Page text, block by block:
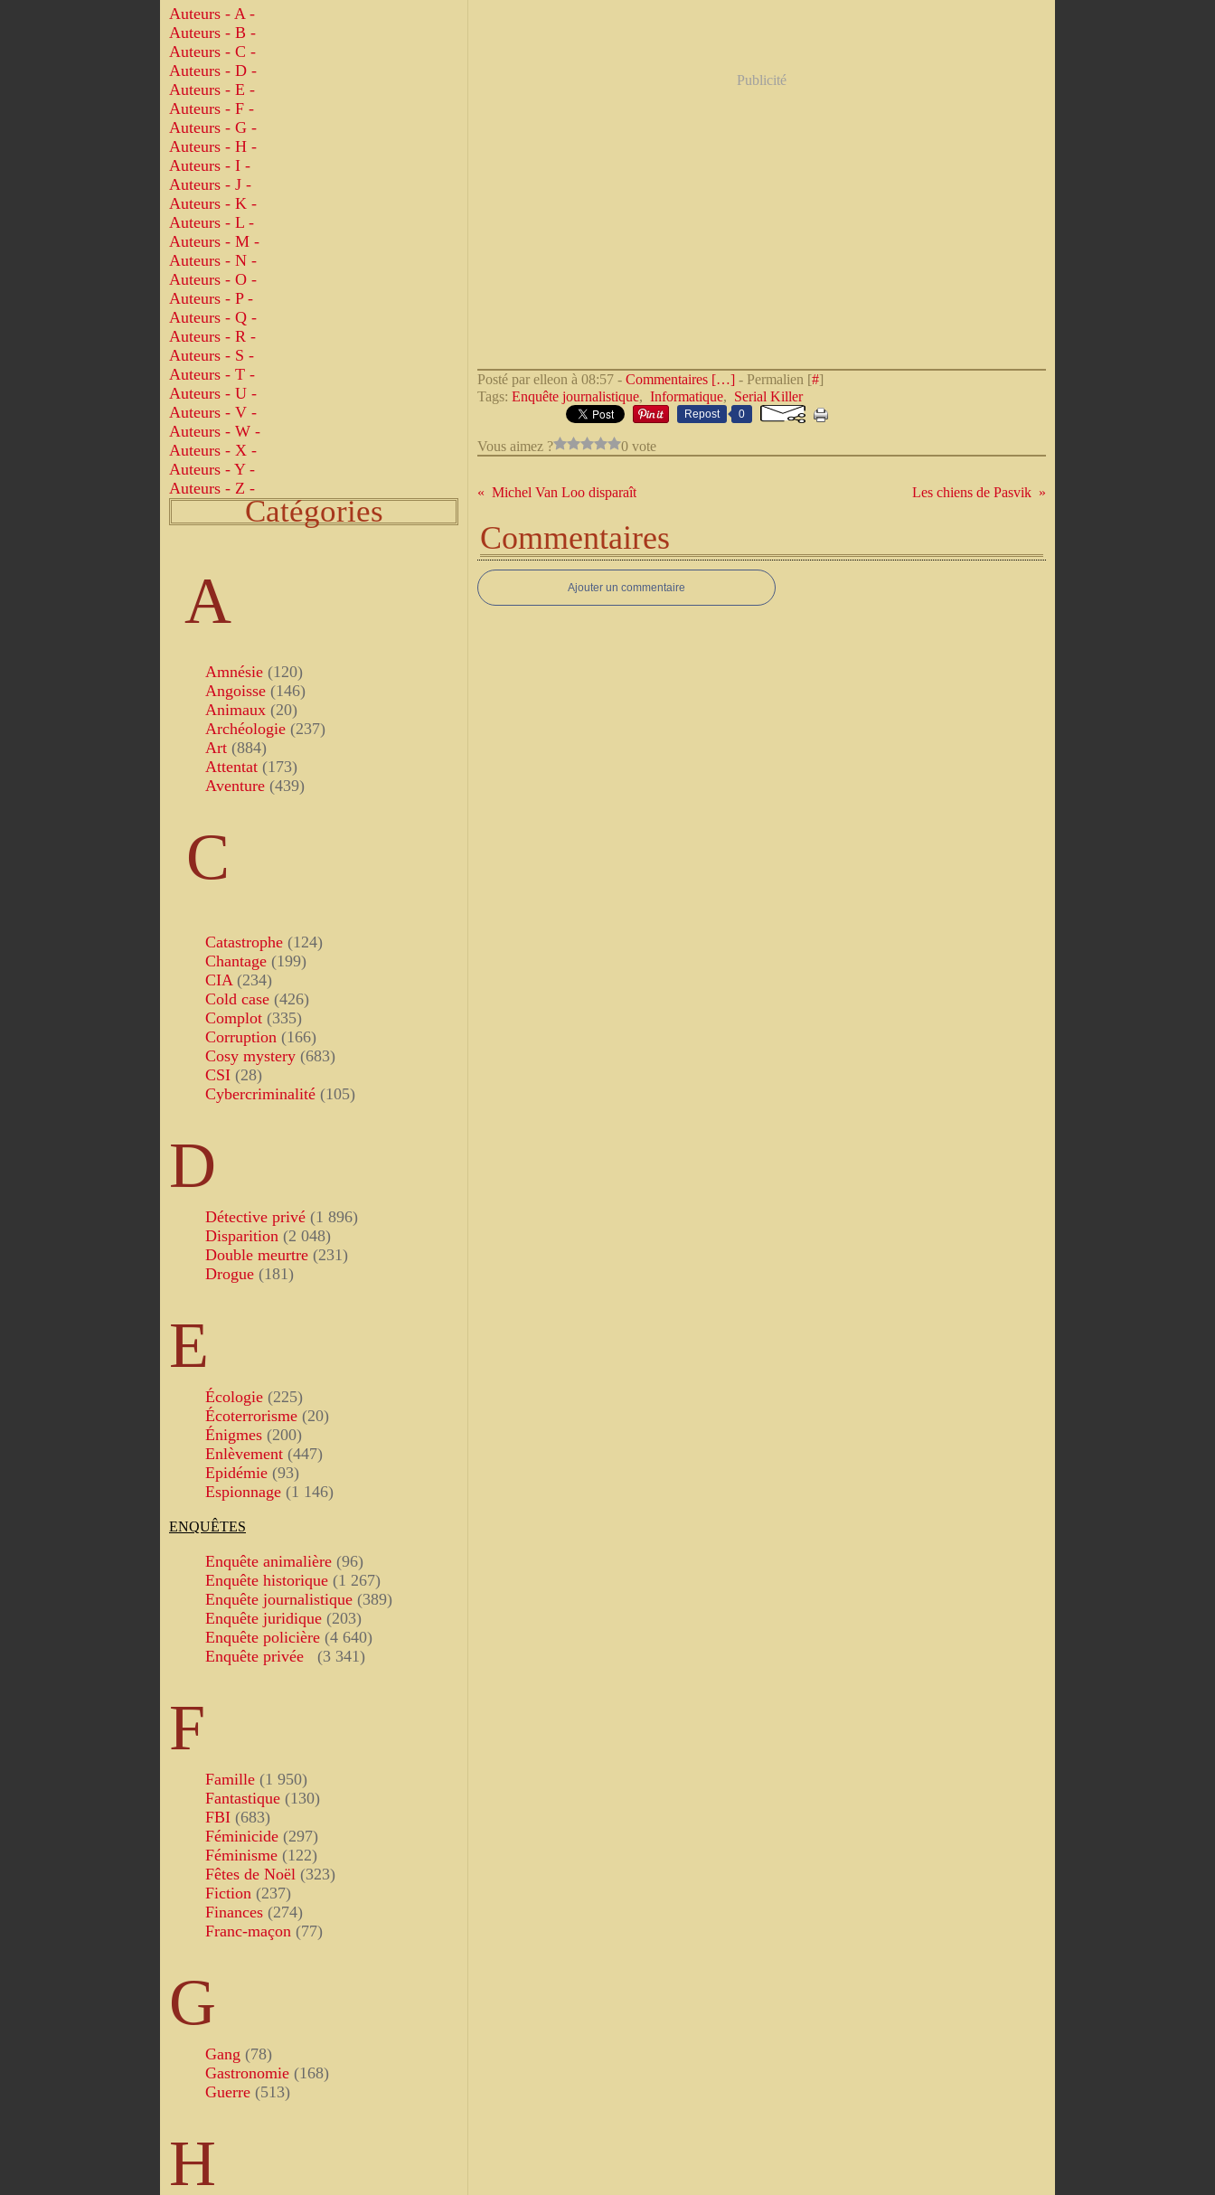
Auteurs - A -
Auteurs - B -
Auteurs - C -
Auteurs - D -
Auteurs - E -
Auteurs - F -
Auteurs - G -
Auteurs - H -
Auteurs - I -
Auteurs - J -
Auteurs - K -
Auteurs - L -
Auteurs - M -
Auteurs - N -
Auteurs - O -
Auteurs - P -
Auteurs - Q -
Auteurs - R -
Auteurs - S -
Auteurs - T -
Auteurs - U -
Auteurs - V -
Auteurs - W -
Auteurs - X -
Auteurs - Y -
Auteurs - Z -
Catégories
A
Amnésie (120)
Angoisse (146)
Animaux (20)
Archéologie (237)
Art (884)
Attentat (173)
Aventure (439)
C
Catastrophe (124)
Chantage (199)
CIA (234)
Cold case (426)
Complot (335)
Corruption (166)
Cosy mystery (683)
CSI (28)
Cybercriminalité (105)
D
Détective privé (1 896)
Disparition (2 048)
Double meurtre (231)
Drogue (181)
E
Écologie (225)
Écoterrorisme (20)
Énigmes (200)
Enlèvement (447)
Epidémie (93)
Espionnage (1 146)
ENQUÊTES
Enquête animalière (96)
Enquête historique (1 267)
Enquête journalistique (389)
Enquête juridique (203)
Enquête policière (4 640)
Enquête privée
(3 341)
F
Famille (1 950)
Fantastique (130)
FBI (683)
Féminicide (297)
Féminisme (122)
Fêtes de Noël (323)
Fiction (237)
Finances (274)
Franc-maçon (77)
G
Gang (78)
Gastronomie (168)
Guerre (513)
H
Publicité
Posté par elleon à 08:57 - Commentaires […] - Permalien [#]
Tags: Enquête journalistique, Informatique, Serial Killer
Repost 0
Vous aimez ? 0 vote
Michel Van Loo disparaît Les chiens de Pasvik
Commentaires
Ajouter un commentaire